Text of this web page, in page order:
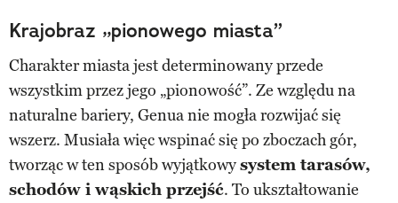
Krajobraz „pionowego miasta”
Charakter miasta jest determinowany przede
wszystkim przez jego „pionowość”. Ze względu na
naturalne bariery, Genua nie mogła rozwijać się
wszerz. Musiała więc wspinać się po zboczach gór,
tworząc w ten sposób wyjątkowysystem tarasów,
schodów i wąskich przejść. To ukształtowanie